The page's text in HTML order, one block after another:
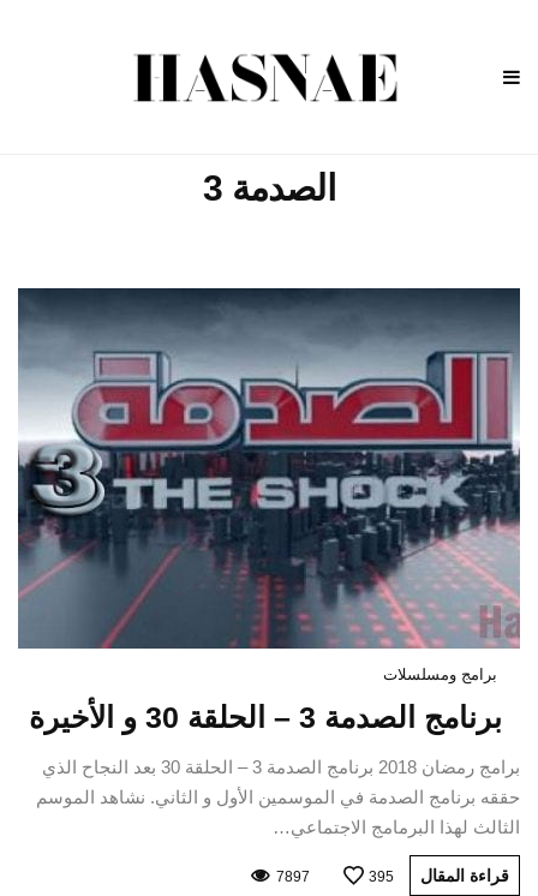
الصدمة 3
برامج ومسلسلات
برنامج الصدمة 3 – الحلقة 30 و الأخيرة
برامج رمضان 2018 برنامج الصدمة 3 – الحلقة 30 بعد النجاح الذي
حققه برنامج الصدمة في الموسمين الأول و الثاني. نشاهد الموسم
الثالث لهذا البرمامج الاجتماعي…
قراءة المقال 395
7897